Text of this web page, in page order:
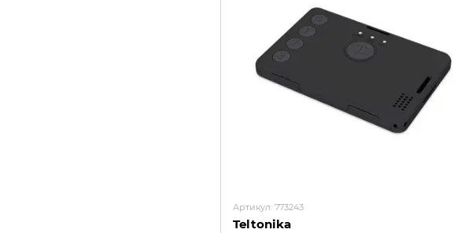
Артикул: 773243
Teltonika